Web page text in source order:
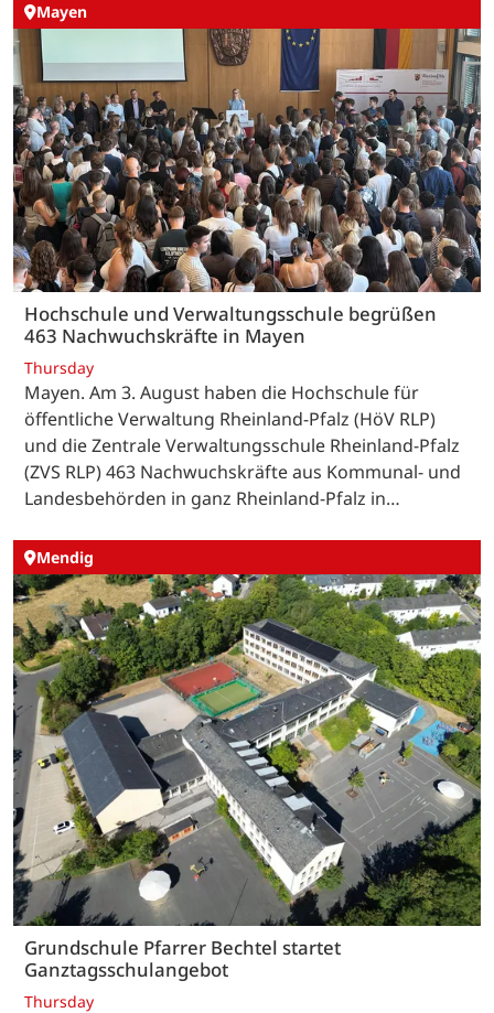
Mayen
Hochschule und Verwaltungsschule begrüßen
463 Nachwuchskräfte in Mayen
Thursday
Mayen. Am 3. August haben die Hochschule für
öffentliche Verwaltung Rheinland-Pfalz (HöV RLP)
und die Zentrale Verwaltungsschule Rheinland-Pfalz
(ZVS RLP) 463 Nachwuchskräfte aus Kommunal- und
Landesbehörden in ganz Rheinland-Pfalz in…
Mendig
Grundschule Pfarrer Bechtel startet
Ganztagsschulangebot
Thursday